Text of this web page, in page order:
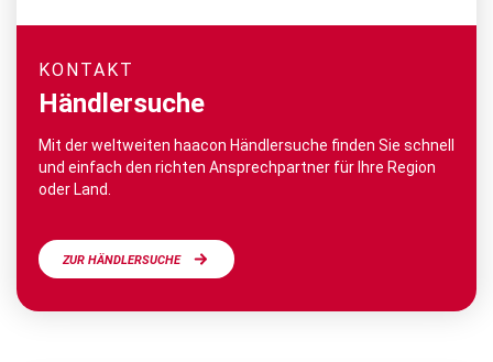
KONTAKT
Händlersuche
Mit der weltweiten haacon Händlersuche finden Sie schnell
und einfach den richten Ansprechpartner für Ihre Region
oder Land.
ZUR HÄNDLERSUCHE